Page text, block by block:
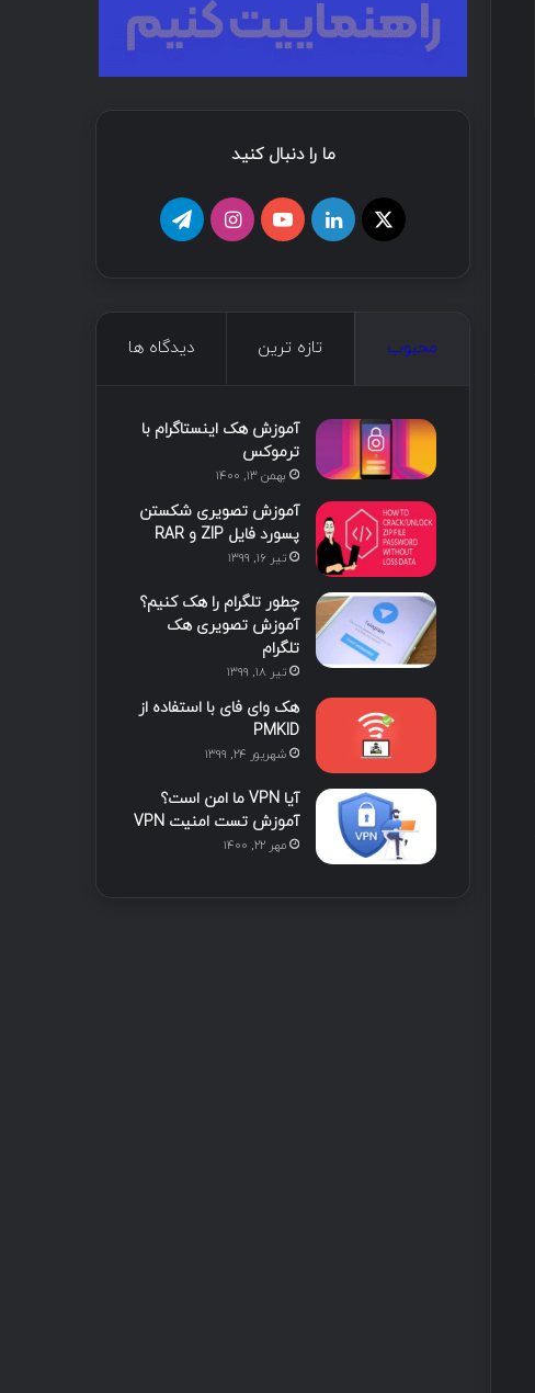
ما را دنبال کنید
محبوب تازه ترین دیدگاه ها
آموزش هک اینستاگرام با
ترموکس
بهمن ۱۳, ۱۴۰۰
آموزش تصویری شکستن
پسورد فایل ZIP و RAR
تیر ۱۶, ۱۳۹۹
چطور تلگرام را هک کنیم؟
آموزش تصویری هک
تلگرام
تیر ۱۸, ۱۳۹۹
هک وای فای با استفاده از
PMKID
شهریور ۲۴, ۱۳۹۹
آیا VPN ما امن است؟
آموزش تست امنیت VPN
مهر ۲۲, ۱۴۰۰